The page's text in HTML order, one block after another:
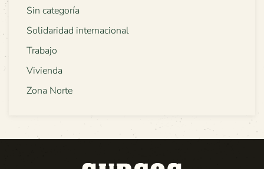
Sin categoría
Solidaridad internacional
Trabajo
Vivienda
Zona Norte